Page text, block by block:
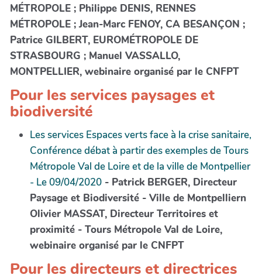
MÉTROPOLE ; Philippe DENIS, RENNES
MÉTROPOLE ; Jean-Marc FENOY, CA BESANÇON ;
Patrice GILBERT, EUROMÉTROPOLE DE
STRASBOURG ; Manuel VASSALLO,
MONTPELLIER, webinaire organisé par le CNFPT
Pour les services paysages et
biodiversité
Les services Espaces verts face à la crise sanitaire,
Conférence débat à partir des exemples de Tours
Métropole Val de Loire et de la ville de Montpellier
- Le 09/04/2020 - Patrick BERGER, Directeur
Paysage et Biodiversité - Ville de Montpelliern
Olivier MASSAT, Directeur Territoires et
proximité - Tours Métropole Val de Loire,
webinaire organisé par le CNFPT
Pour les directeurs et directrices